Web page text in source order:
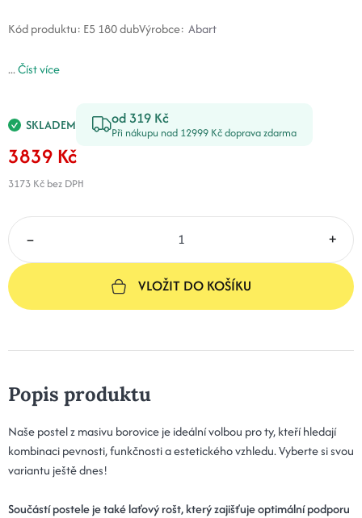
Kód produktu: E5 180 dubVýrobce: Abart
...Číst více
SKLADEM od 319 Kč
Při nákupu nad 12999 Kč doprava zdarma
3839 Kč
3173 Kč bez DPH
– +
VLOŽIT DO KOŠÍKU
Popis produktu
Naše postel z masivu borovice je ideální volbou pro ty, kteří hledají
kombinaci pevnosti, funkčnosti a estetického vzhledu. Vyberte si svou
variantu ještě dnes!
Součástí postele je také laťový rošt, který zajišťuje optimální podporu